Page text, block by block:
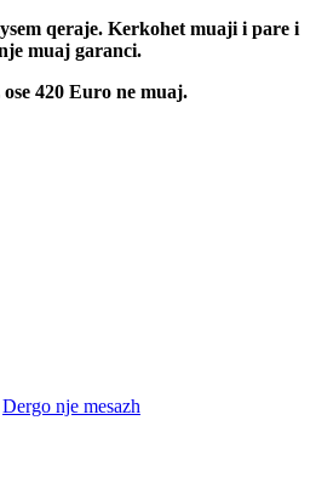
qeraje. Kerkohet muaji i pare i
muaj garanci.
420 Euro ne muaj.
Dergo nje mesazh